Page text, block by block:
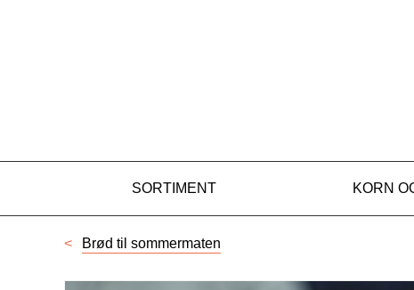
GOURMETLOFF
SORTIMENT KORN
Brød til sommermaten